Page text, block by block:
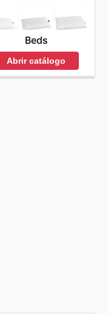
Beds
Abrir catálogo